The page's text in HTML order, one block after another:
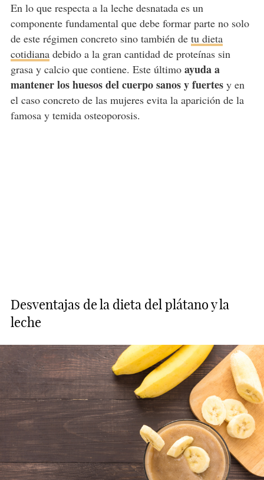
En lo que respecta a la leche desnatada es un
componente fundamental que debe formar parte no solo
de este régimen concreto sino también de tu dieta
cotidianadebido a la gran cantidad de proteínas sin
grasa y calcio que contiene. Este último ayuda a
mantener los huesos del cuerpo sanos y fuertesy en
el caso concreto de las mujeres evita la aparición de la
famosa y temida osteoporosis.
Desventajas de la dieta del plátano y la
leche